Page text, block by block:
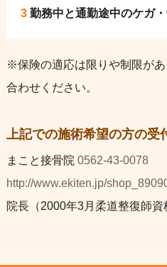
3勤務中と通勤途中のケガ
※保険の適応は限りや制限が
合わせください。
上記での施術希望の方の
まこと接骨院 0562-43-0078
http://www.ekiten.jp/
院長（2000年3月柔道整復師資